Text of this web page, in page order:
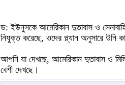
ড: ইউনুসকে আমেরিকান দুতাবাস ও
নিযুক্ত করেছে, ওদের প্ল্যান অনুসারে উনি
আপনি যা দেখছে, আমেরিকান দুতাবাস ও
বেশী দেখছে।